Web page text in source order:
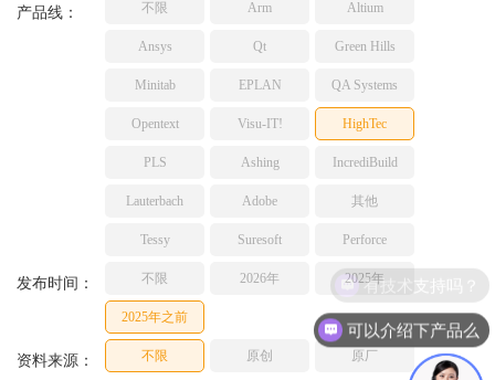
TESSY
网络研讨会
产品线： 不限 Arm Altium
Ansys Qt Green Hills
Minitab EPLAN QA Systems
Opentext Visu-IT! HighTec
PLS Ashing IncrediBuild
Lauterbach Adobe 其他
Tessy Suresoft Perforce
发布时间： 不限 2026年 2025年
2025年之前
资料来源： 不限 原创 原厂
可以介绍下产品么
有技术支持吗？